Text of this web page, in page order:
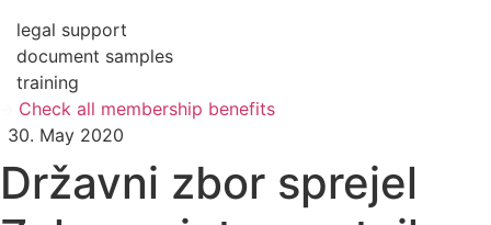
legal support
document samples
training
Check all membership benefits
30. May 2020
Državni zbor sprejel